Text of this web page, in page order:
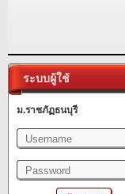
ระบบผู้ใช้
ม.ราชภัฏธนบุรี